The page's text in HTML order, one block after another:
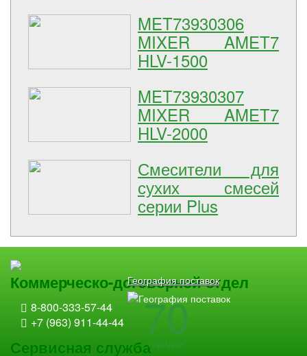
MET73930306
MIXER AMET7
HLV-1500
MET73930307
MIXER AMET7
HLV-2000
Смесители для
сухих смесей
серии Plus
География поставок
70
городов!
Коммерческо-договорной отдел
8-800-333-57-44
+7 (963) 911-44-44
Сервисная служба